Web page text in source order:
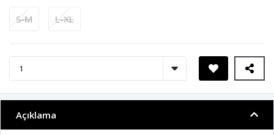
S-M L-XL
Açıklama